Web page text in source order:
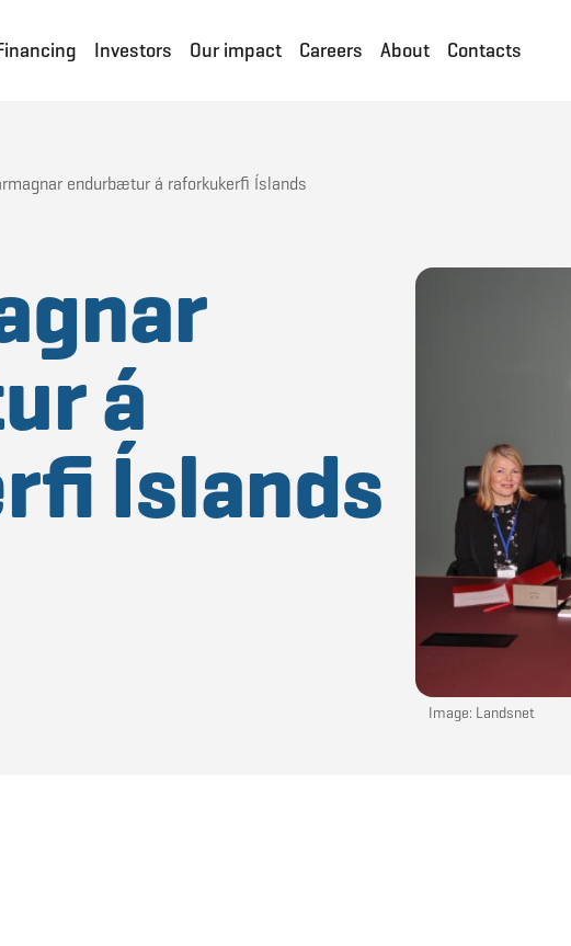
Investors Our impact Careers About Contacts
endurbætur á raforkukerfi Íslands
á
Íslands
Image: Landsnet